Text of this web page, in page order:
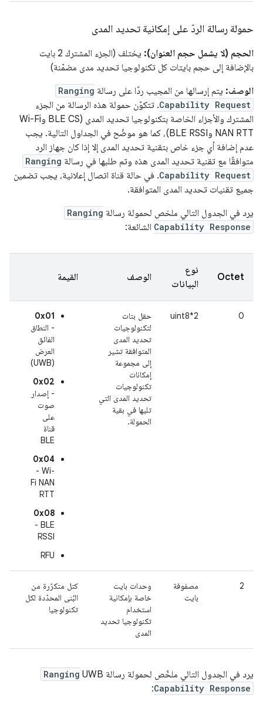
حمولة رسالة الردّ على إمكانية تحديد المدى
الحجم (لا يشمل حجم العنوان):
يختلف (الجزء المشترك 2 بايت
بالإضافة إلى حجم بايتات كل تكنولوجيا تحديد مدى مضمّنة)
الوصف: يتم إرسالها من المجيب ردًا على رسالة Ranging
Capability Request. تتكوّن حمولة هذه الرسالة من الجزء
المشترك والأجزاء الخاصة بتكنولوجيا تحديد المدى (BLE CS وWi-Fi
NAN RTT وBLE RSSI)، كما هو موضّح في الجداول التالية. يجب
عدم إضافة أي جزء خاص بتقنية تحديد المدى إلا إذا كان جهاز الرد
متوافقًا مع تقنية تحديد المدى هذه وتم طلبها في رسالة Ranging
Capability Request. في حالة قناة اتصال إعلانية، يجب تضمين
جميع تقنيات تحديد المدى المتوافقة.
يرد في الجدول التالي ملخص لحمولة رسالة Ranging
Capability Response الشائعة:
Octet
نوع
البيانات
الوصف القيمة
0
uint8*2
حقل بتات
لتكنولوجيات
تحديد المدى
المتوافقة تشير
إلى مجموعة
إمكانات
تكنولوجيات
تحديد المدى التي
تليها في بقية
الحمولة.
0x01
- النطاق
الفائق
العرض
(UWB)
0x02
- إصدار
صوت
على
قناة
BLE
0x04
- Wi-
Fi NAN
RTT
0x08
- BLE
RSSI
RFU
2
مصفوفة
بايت
وحدات بايت
خاصة بإمكانية
استخدام
تكنولوجيا تحديد
المدى
كتل متكرّرة من
البُنى المحدّدة لكل
تكنولوجيا
يرد في الجدول التالي ملخّص لحمولة رسالة UWB
Ranging
Capability Response
: